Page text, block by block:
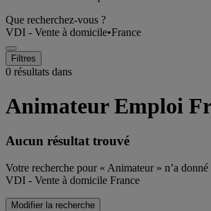
Que recherchez-vous ?
VDI - Vente à domicile•France
Filtres
0 résultats dans
Animateur Emploi
Aucun résultat trouvé
Votre recherche pour « Animateur » n’a donné
VDI - Vente à domicile France
Modifier la recherche